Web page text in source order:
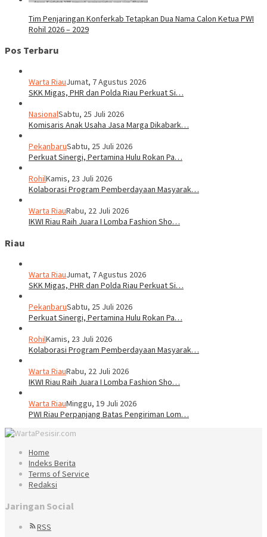
Tim Penjaringan Konferkab Tetapkan Dua Nama Calon Ketua PWI
Rohil 2026 – 2029
Pos Terbaru
Warta RiauJumat, 7 Agustus 2026
SKK Migas, PHR dan Polda Riau Perkuat Si…
NasionalSabtu, 25 Juli 2026
Komisaris Anak Usaha Jasa Marga Dikabark…
PekanbaruSabtu, 25 Juli 2026
Perkuat Sinergi, Pertamina Hulu Rokan Pa…
RohilKamis, 23 Juli 2026
Kolaborasi Program Pemberdayaan Masyarak…
Warta RiauRabu, 22 Juli 2026
IKWI Riau Raih Juara I Lomba Fashion Sho…
Riau
Warta RiauJumat, 7 Agustus 2026
SKK Migas, PHR dan Polda Riau Perkuat Si…
PekanbaruSabtu, 25 Juli 2026
Perkuat Sinergi, Pertamina Hulu Rokan Pa…
RohilKamis, 23 Juli 2026
Kolaborasi Program Pemberdayaan Masyarak…
Warta RiauRabu, 22 Juli 2026
IKWI Riau Raih Juara I Lomba Fashion Sho…
Warta RiauMinggu, 19 Juli 2026
PWI Riau Perpanjang Batas Pengiriman Lom…
Home
Indeks Berita
Terms of Service
Redaksi
Jaringan Social
RSS